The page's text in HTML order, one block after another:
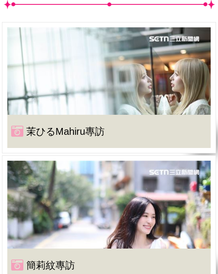
茉ひるMahiru專訪
簡莉紋專訪